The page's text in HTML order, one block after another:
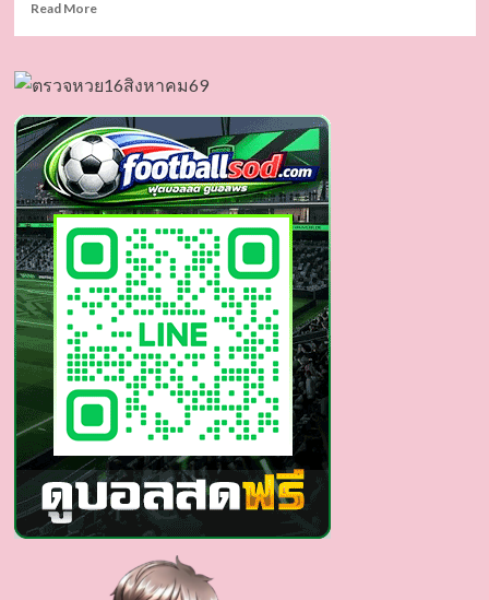
Read MoreRead
ทัต
นัก
แสดง
ซี
รีส์
วาย
คน
ดัง
ผล
งาน
น่า
ติดตาม
หล่อ
สูง
งาม
ดี
จัด